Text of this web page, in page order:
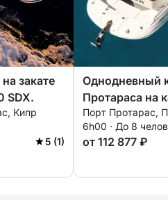
закате
SDX.
Кипр
5 (1)
Однодневный
Протараса на
250 SDX.
Порт Протарас,
6h00 · До 8
от 112 877 ₽